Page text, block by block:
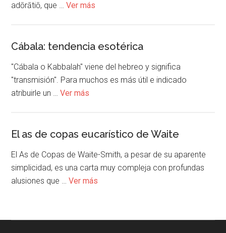
adōrātiō, que …Ver más
Cábala: tendencia esotérica
"Cábala o Kabbalah" viene del hebreo y significa
"transmisión". Para muchos es más útil e indicado
atribuirle un …Ver más
El as de copas eucarístico de Waite
El As de Copas de Waite-Smith, a pesar de su aparente
simplicidad, es una carta muy compleja con profundas
alusiones que …Ver más